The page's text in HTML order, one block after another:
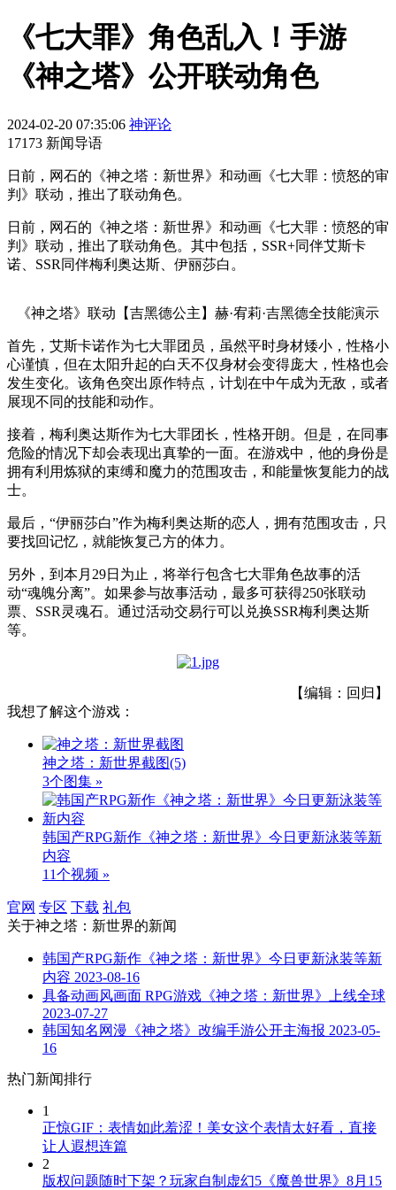
《七大罪》角色乱入！手游
《神之塔》公开联动角色
2024-02-20 07:35:06 神评论
17173 新闻导语
日前，网石的《神之塔：新世界》和动画《七大罪：愤怒的审
判》联动，推出了联动角色。
日前，网石的《神之塔：新世界》和动画《七大罪：愤怒的审
判》联动，推出了联动角色。其中包括，SSR+同伴艾斯卡
诺、SSR同伴梅利奥达斯、伊丽莎白。
《神之塔》联动【吉黑德公主】赫·宥莉·吉黑德全技能演示
首先，艾斯卡诺作为七大罪团员，虽然平时身材矮小，性格小
心谨慎，但在太阳升起的白天不仅身材会变得庞大，性格也会
发生变化。该角色突出原作特点，计划在中午成为无敌，或者
展现不同的技能和动作。
接着，梅利奥达斯作为七大罪团长，性格开朗。但是，在同事
危险的情况下却会表现出真挚的一面。在游戏中，他的身份是
拥有利用炼狱的束缚和魔力的范围攻击，和能量恢复能力的战
士。
最后，“伊丽莎白”作为梅利奥达斯的恋人，拥有范围攻击，只
要找回记忆，就能恢复己方的体力。
另外，到本月29日为止，将举行包含七大罪角色故事的活
动“魂魄分离”。如果参与故事活动，最多可获得250张联动
票、SSR灵魂石。通过活动交易行可以兑换SSR梅利奥达斯
等。
【编辑：回归】
我想了解这个游戏：
神之塔：新世界截图(5)
3个图集 »
韩国产RPG新作《神之塔：新世界》今日更新泳装等新
内容
11个视频 »
官网 专区 下载 礼包
关于神之塔：新世界的新闻
韩国产RPG新作《神之塔：新世界》今日更新泳装等新
内容 2023-08-16
具备动画风画面 RPG游戏《神之塔：新世界》上线全球
2023-07-27
韩国知名网漫《神之塔》改编手游公开主海报 2023-05-
16
热门新闻排行
1
正惊GIF：表情如此羞涩！美女这个表情太好看，直接
让人遐想连篇
2
版权问题随时下架？玩家自制虚幻5《魔兽世界》8月15